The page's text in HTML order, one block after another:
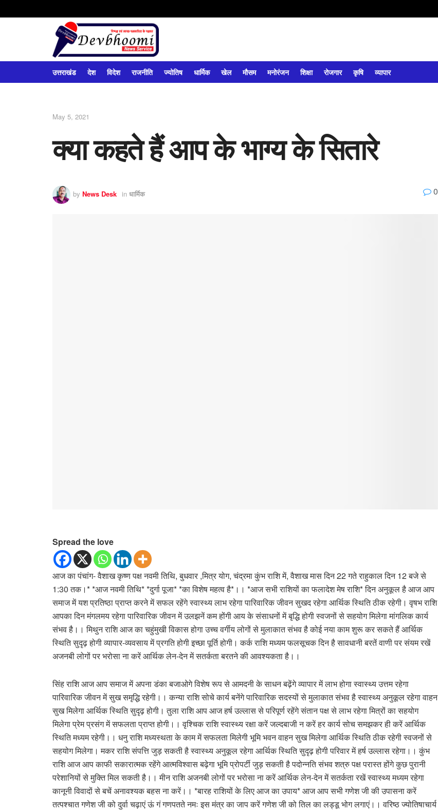
उत्तराखंड देश विदेश राजनीति ज्योतिष धार्मिक खेल मौसम मनोरंजन शिक्षा रोजगार कृषि व्यापार
May 5, 2021
क्या कहते हैं आप के भाग्य के सितारे
by News Desk in धार्मिक 0
Spread the love
आज का पंचांग- वैशाख कृष्ण पक्ष नवमी तिथि, बुधवार ,मित्र योग, चंद्रमा कुंभ राशि में, वैशाख मास दिन 22 गते राहुकाल दिन 12 बजे से
1:30 तक।* *आज नवमी तिथि* *दुर्गा पूजा* *का विशेष महत्व है*।। *आज सभी राशियों का फलादेश मेष राशि* दिन अनुकूल है आज आप
समाज में यश प्रतिष्ठा प्राप्त करने में सफल रहेंगे स्वास्थ्य लाभ रहेगा पारिवारिक जीवन सुखद रहेगा आर्थिक स्थिति ठीक रहेगी। वृषभ राशि
आपका दिन मंगलमय रहेगा पारिवारिक जीवन में उलझनें कम होंगी आय के संसाधनों में बृद्धि होगी स्वजनों से सहयोग मिलेगा मांगलिक कार्य
संभव है।। मिथुन राशि आज का चहुंमुखी विकास होगा उच्च वर्गीय लोगों से मुलाकात संभव है कोई नया काम शुरू कर सकते हैं आर्थिक
स्थिति सुदृढ़ होगी व्यापार-व्यवसाय में प्रगति होगी इच्छा पूर्ति होगी। कर्क राशि मध्यम फलसूचक दिन है सावधानी बरतें वाणी पर संयम रखें
अजनबी लोगों पर भरोसा ना करें आर्थिक लेन-देन में सतर्कता बरतने की आवश्यकता है।।
सिंह राशि आज आप समाज में अपना डंका बजाओगे विशेष रूप से आमदनी के साधन बढ़ेंगे व्यापार में लाभ होगा स्वास्थ्य उत्तम रहेगा
पारिवारिक जीवन में सुख समृद्धि रहेगी।। कन्या राशि सोचे कार्य बनेंगे पारिवारिक सदस्यों से मुलाकात संभव है स्वास्थ्य अनुकूल रहेगा वाहन
सुख मिलेगा आर्थिक स्थिति सुदृढ़ होगी। तुला राशि आप आज हर्ष उल्लास से परिपूर्ण रहेंगे संतान पक्ष से लाभ रहेगा मित्रों का सहयोग
मिलेगा प्रेम प्रसंग में सफलता प्राप्त होगी।। वृश्चिक राशि स्वास्थ्य रक्षा करें जल्दबाजी न करें हर कार्य सोच समझकर ही करें आर्थिक
स्थिति मध्यम रहेगी।। धनु राशि मध्यस्थता के काम में सफलता मिलेगी भूमि भवन वाहन सुख मिलेगा आर्थिक स्थिति ठीक रहेगी स्वजनों से
सहयोग मिलेगा। मकर राशि संपत्ति जुड़ सकती है स्वास्थ्य अनुकूल रहेगा आर्थिक स्थिति सुदृढ़ होगी परिवार में हर्ष उल्लास रहेगा।। कुंभ
राशि आज आप काफी सकारात्मक रहेंगे आत्मविश्वास बढ़ेगा भूमि प्रोपर्टी जुड़ सकती है पदोन्नति संभव शत्रु पक्ष परास्त होंगे कुछ पुरानी
परेशानियों से मुक्ति मिल सकती है।। मीन राशि अजनबी लोगों पर भरोसा ना करें आर्थिक लेन-देन में सतर्कता रखें स्वास्थ्य मध्यम रहेगा
कानूनी विवादों से बचें अनावश्यक बहस ना करें।। *बारह राशियों के लिए आज का उपाय* आज आप सभी गणेश जी की उपासना करें
तत्पश्चात गणेश जी को दुर्वा चढ़ाएं ऊं गं गणपतते नमः इस मंत्र का जाप करें गणेश जी को तिल का लड्डू भोग लगाएं।। वरिष्ठ ज्योतिषाचार्य